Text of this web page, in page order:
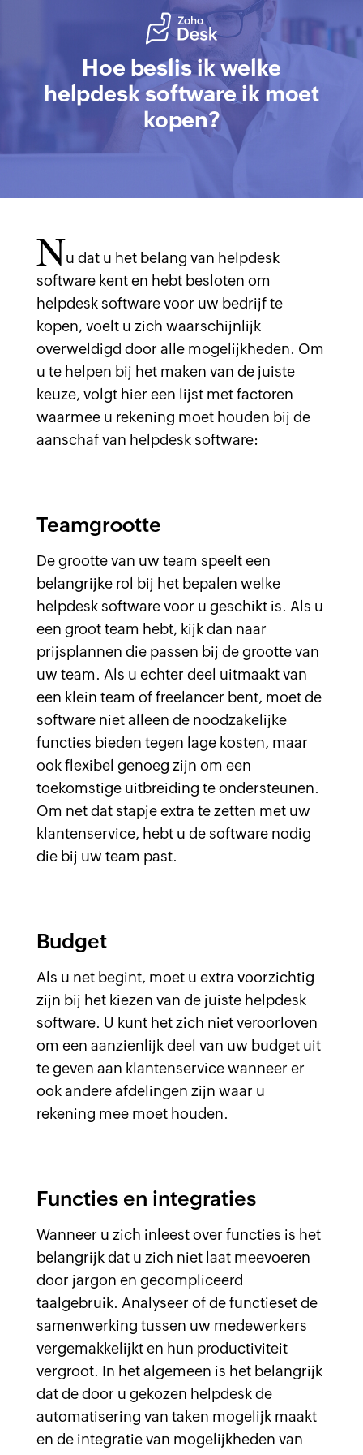
Hoe beslis ik welke
helpdesk software ik moet
kopen?
Nu dat u het belang van helpdesk
software kent en hebt besloten om
helpdesk software voor uw bedrijf te
kopen, voelt u zich waarschijnlijk
overweldigd door alle mogelijkheden. Om
u te helpen bij het maken van de juiste
keuze, volgt hier een lijst met factoren
waarmee u rekening moet houden bij de
aanschaf van helpdesk software:
Teamgrootte
De grootte van uw team speelt een
belangrijke rol bij het bepalen welke
helpdesk software voor u geschikt is. Als u
een groot team hebt, kijk dan naar
prijsplannen die passen bij de grootte van
uw team. Als u echter deel uitmaakt van
een klein team of freelancer bent, moet de
software niet alleen de noodzakelijke
functies bieden tegen lage kosten, maar
ook flexibel genoeg zijn om een
toekomstige uitbreiding te ondersteunen.
Om net dat stapje extra te zetten met uw
klantenservice, hebt u de software nodig
die bij uw team past.
Budget
Als u net begint, moet u extra voorzichtig
zijn bij het kiezen van de juiste helpdesk
software. U kunt het zich niet veroorloven
om een aanzienlijk deel van uw budget uit
te geven aan klantenservice wanneer er
ook andere afdelingen zijn waar u
rekening mee moet houden.
Functies en integraties
Wanneer u zich inleest over functies is het
belangrijk dat u zich niet laat meevoeren
door jargon en gecompliceerd
taalgebruik. Analyseer of de functieset de
samenwerking tussen uw medewerkers
vergemakkelijkt en hun productiviteit
vergroot. In het algemeen is het belangrijk
dat de door u gekozen helpdesk de
automatisering van taken mogelijk maakt
en de integratie van mogelijkheden van